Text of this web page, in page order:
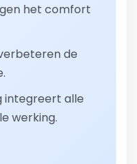
het comfort
de
integreert alle
werking.